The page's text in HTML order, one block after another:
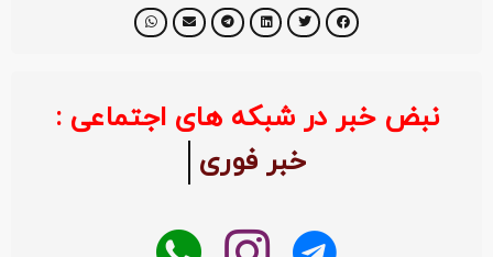
نبض خبر در شبکه های اجتماعی :
خبر فوری